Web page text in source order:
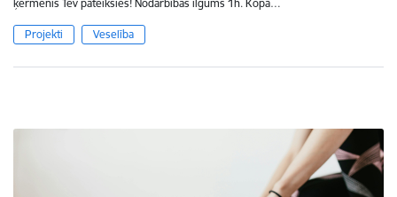
ķermenis Tev pateiksies! Nodarbības ilgums 1h. Kopā…
Projekti Veselība